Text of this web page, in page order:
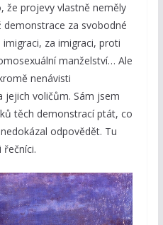
že projevy vlastně neměly
demonstrace za svobodné
za imigraci, proti
manželství… Ale
nenávisti
jejich voličům. Sám jsem
těch demonstrací ptát, co
odpovědět. Tu
řečníci.